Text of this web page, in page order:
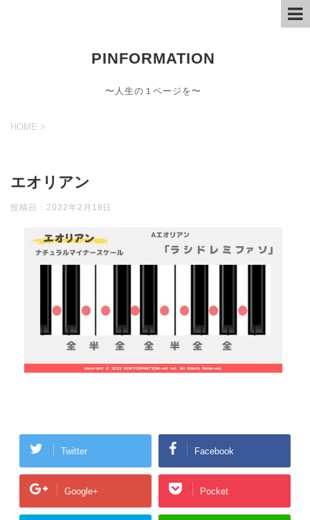
PINFORMATION
〜人生の１ページを〜
HOME >
エオリアン
投稿日： 2022年2月18日
Twitter Facebook
Google+ Pocket